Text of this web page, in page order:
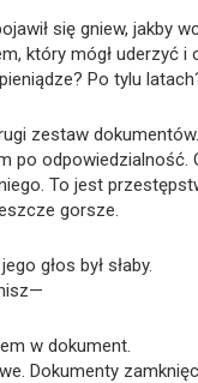
się gniew, jakby
który mógł uderzyć i
Po tylu
zestaw dokumentów.
po odpowiedzialność.
To jest
gorsze.
głos był słaby.
w dokument.
Dokumenty